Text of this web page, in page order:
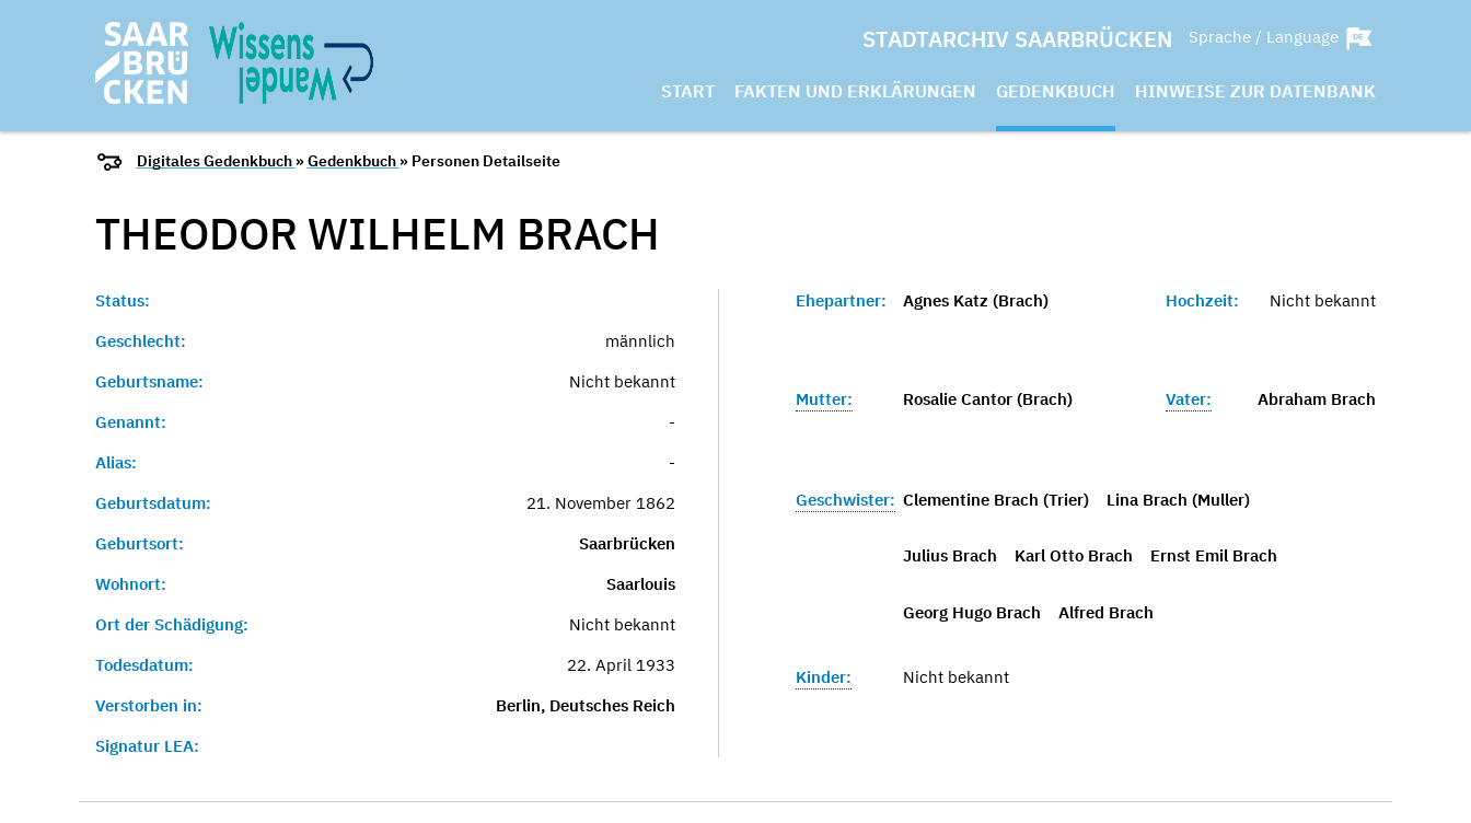
STADTARCHIV SAARBRÜCKEN Sprache / Language
START FAKTEN UND ERKLÄRUNGEN GEDENKBUCH HINWEISE ZUR DATENBANK
Digitales Gedenkbuch »Gedenkbuch » Personen Detailseite
THEODOR WILHELM BRACH
Status:
Geschlecht:
männlich
Geburtsname:
Nicht bekannt
Genannt:
-
Alias:
-
Geburtsdatum:
21. November 1862
Geburtsort:
Saarbrücken
Wohnort:
Saarlouis
Ort der Schädigung:
Nicht bekannt
Todesdatum:
22. April 1933
Verstorben in:
Berlin, Deutsches Reich
Signatur LEA:
Ehepartner: Agnes Katz (Brach) Hochzeit: Nicht bekannt
Mutter: Rosalie Cantor (Brach) Vater: Abraham Brach
Geschwister: Clementine Brach (Trier) Lina Brach (Muller)
Julius Brach Karl Otto Brach Ernst Emil Brach
Georg Hugo Brach Alfred Brach
Kinder: Nicht bekannt